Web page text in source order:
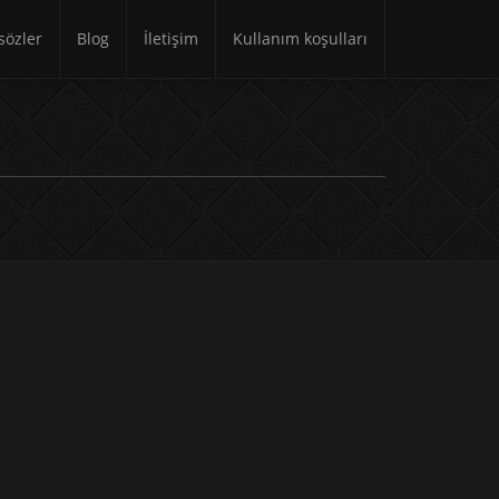
Blog İletişim Kullanım koşulları